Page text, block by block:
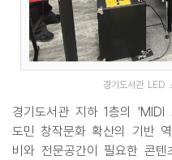
경기도서관 LED
경기도서관 지하 1층의 'MIDI
도민 창작문화 확산의 기반
비와 전문공간이 필요한 콘